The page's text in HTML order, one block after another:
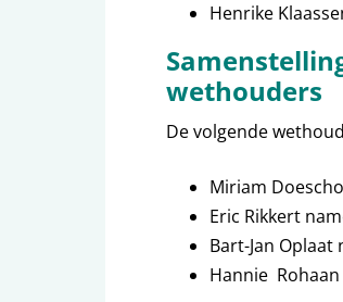
Henrike
wethouders
De volgende
Miriam
Eric Rikkert
Bart-Jan Oplaat
Hannie